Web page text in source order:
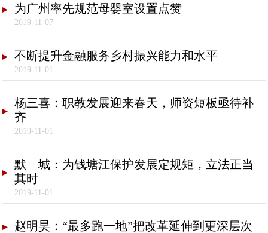
为广州率先规范母婴室设置点赞
2019-11-07
不断提升金融服务乡村振兴能力和水平
2019-11-01
杨三喜：职教发展迎来春天，师资短板亟待补
齐
2019-11-01
默 城：为钱塘江保护发展定规矩，立法正当
其时
2019-11-01
赵明昊：“最多跑一地”把改革延伸到更深层次